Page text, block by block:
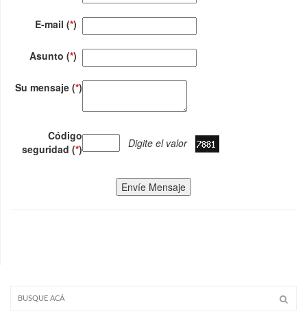
E-mail (*)
Asunto (*)
Su mensaje (*)
Código
seguridad (*) Digite el valor
Envíe Mensaje